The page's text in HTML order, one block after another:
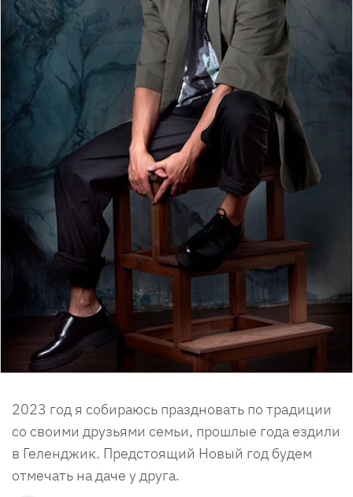
2023 год я собираюсь праздновать по традиции
со своими друзьями семьи, прошлые года ездили
в Геленджик. Предстоящий Новый год будем
отмечать на даче у друга.